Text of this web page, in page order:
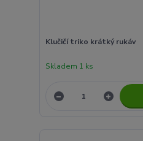
Klučičí triko krátký rukáv
Skladem 1 ks